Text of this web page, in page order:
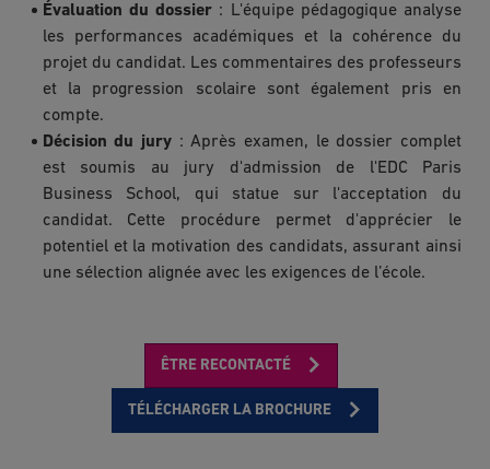
Évaluation du dossier : L'équipe pédagogique analyse
les performances académiques et la cohérence du
projet du candidat. Les commentaires des professeurs
et la progression scolaire sont également pris en
compte.
Décision du jury : Après examen, le dossier complet
est soumis au jury d'admission de l'EDC Paris
Business School, qui statue sur l'acceptation du
candidat. Cette procédure permet d'apprécier le
potentiel et la motivation des candidats, assurant ainsi
une sélection alignée avec les exigences de l’école.
ÊTRE RECONTACTÉ
TÉLÉCHARGER LA BROCHURE